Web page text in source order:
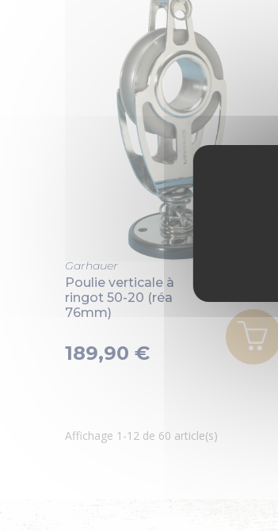
Garhauer
Poulie verticale à
ringot 50-20 (réa
76mm)
189,90 €
Affichage 1-12 de 60 article(s)